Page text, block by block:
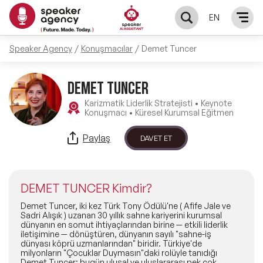
EN
KONUŞMACILAR
Yerel Konuşmacılar
Global Konuşmacılar
Exclusive Konuşmacılar
Tüm Konuşmacılar
KONULAR
Öne Çıkan Konular
Ünlü Konuşmacılar
İlham Veren Konuşmacılar
İlham Veren Kadın Konuşmacılar
ÇÖZÜMLER
Master Class Workshop
Akış Sunumu & Moderasyon
HAKKIMIZDA
Biz Kimiz?
BLOG
Speaker Agency Konuşmacılar Demet Tuncer
DEMET TUNCER
Karizmatik Liderlik Stratejisti • Keynote
Konuşmacı • Küresel Kurumsal Eğitmen
Paylaş DAVET ET
DEMET TUNCER Kimdir?
Demet Tuncer, iki kez Türk Tony Ödülü'ne ( Afife Jale ve
Sadri Alışık ) uzanan 30 yıllık sahne kariyerini kurumsal
dünyanın en somut ihtiyaçlarından birine — etkili liderlik
iletişimine — dönüştüren, dünyanın sayılı "sahne-iş
dünyası köprü uzmanlarından" biridir. Türkiye'de
milyonların "Çocuklar Duymasın"daki rolüyle tanıdığı